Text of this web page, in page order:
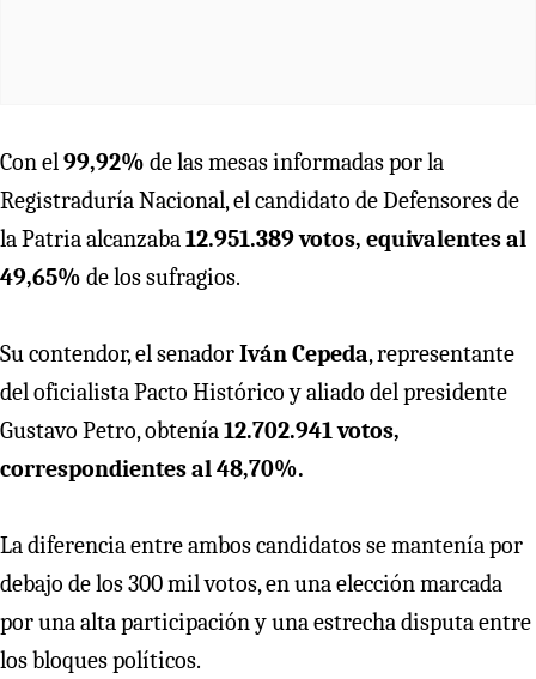
Con el99,92% de las mesas informadas por la
Registraduría Nacional, el candidato de Defensores de
la Patria alcanzaba12.951.389 votos, equivalentes al
49,65% de los sufragios.
Su contendor, el senadorIván Cepeda, representante
del oficialista Pacto Histórico y aliado del presidente
Gustavo Petro, obtenía12.702.941 votos,
correspondientes al 48,70%.
La diferencia entre ambos candidatos se mantenía por
debajo de los 300 mil votos, en una elección marcada
por una alta participación y una estrecha disputa entre
los bloques políticos.